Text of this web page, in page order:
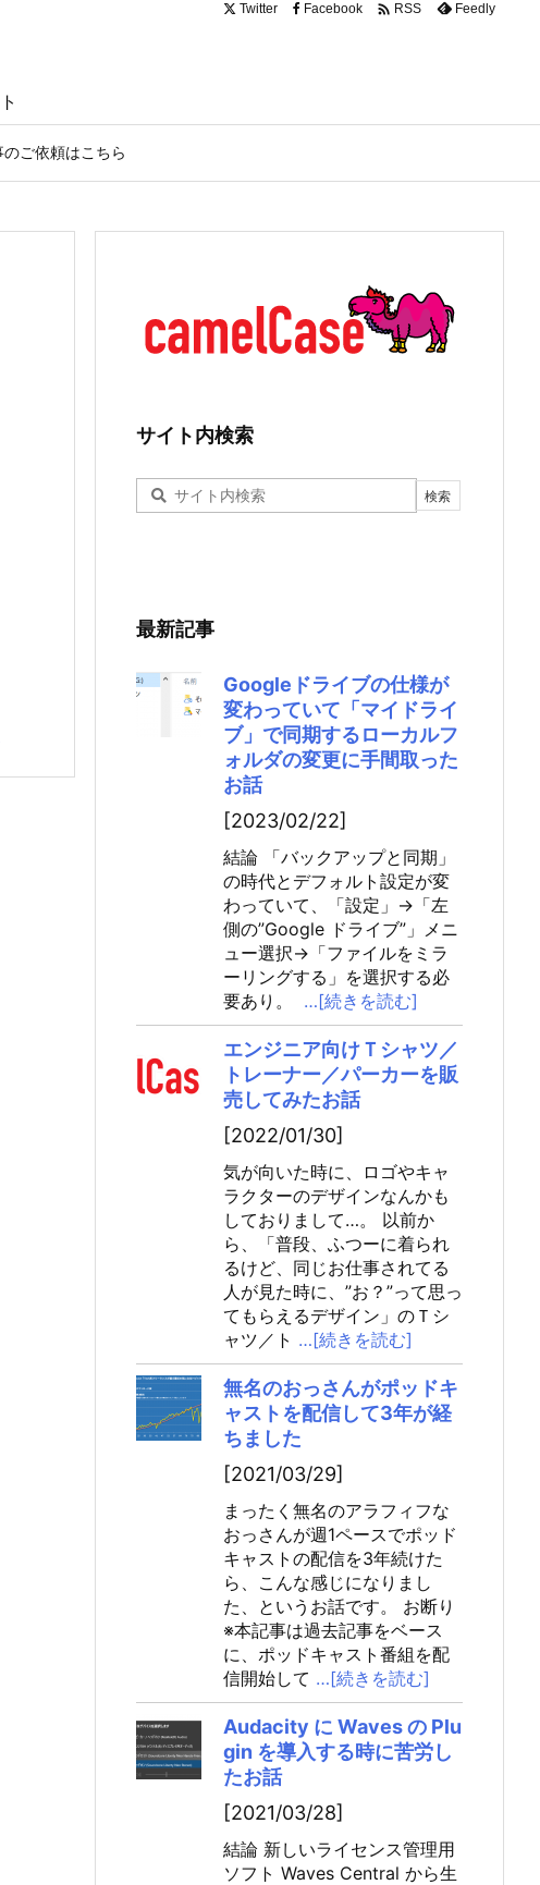
のご依頼はこちら
Twitter Facebook  RSS Feedly
サイト内検索
最新記事
Googleドライブの仕様が
変わっていて「マイドライ
ブ」で同期するローカルフ
ォルダの変更に手間取った
お話
[2023/02/22]
結論 「バックアップと同期」
の時代とデフォルト設定が変
わっていて、「設定」→「左
側の”Google ドライブ”」メニ
ュー選択→「ファイルをミラ
ーリングする」を選択する必
要あり。
…[続きを読む]
エンジニア向けＴシャツ／
トレーナー／パーカーを販
売してみたお話
[2022/01/30]
気が向いた時に、ロゴやキャ
ラクターのデザインなんかも
しておりまして…。 以前か
ら、「普段、ふつーに着られ
るけど、同じお仕事されてる
人が見た時に、”お？”って思っ
てもらえるデザイン」のＴシ
ャツ／ト …[続きを読む]
無名のおっさんがポッドキ
ャストを配信して3年が経
ちました
[2021/03/29]
まったく無名のアラフィフな
おっさんが週1ペースでポッド
キャストの配信を3年続けた
ら、こんな感じになりまし
た、というお話です。 お断り
※本記事は過去記事をベース
に、ポッドキャスト番組を配
信開始して …[続きを読む]
Audacity に Waves の Plu
gin を導入する時に苦労し
たお話
[2021/03/28]
結論 新しいライセンス管理用
ソフト Waves Central から生